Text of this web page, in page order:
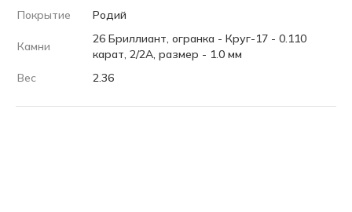
Покрытие Родий
Камни
26 Бриллиант, огранка - Круг-17 - 0.110
карат, 2/2А, размер - 1.0 мм
Вес
2.36